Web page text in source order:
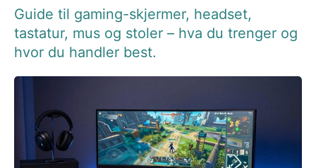
Guide til gaming-skjermer, headset,
tastatur, mus og stoler – hva du trenger og
hvor du handler best.